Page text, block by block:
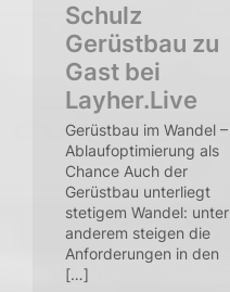
Schulz
Gerüstbau zu
Gast bei
Layher.Live
Gerüstbau im Wandel –
Ablaufoptimierung als
Chance Auch der
Gerüstbau unterliegt
stetigem Wandel: unter
anderem steigen die
Anforderungen in den
[…]